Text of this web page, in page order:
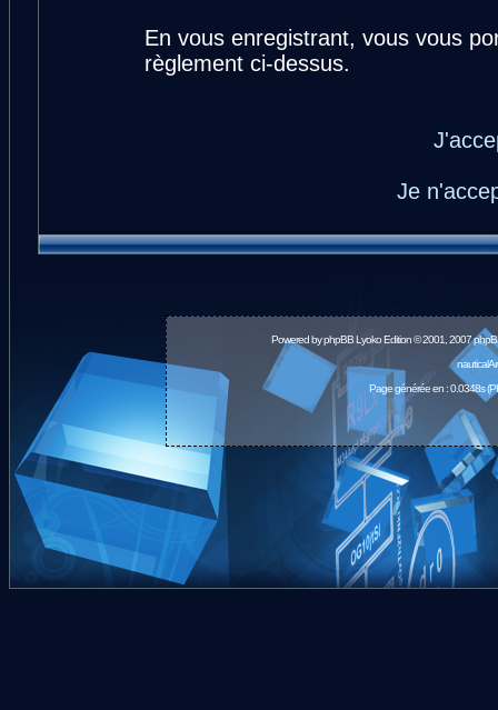
En vous enregistrant, vous vous
règlement ci-dessus.
Je
Powered byphpBBLyoko Edition © 2001, 2007
Page générée en : 0.0348s